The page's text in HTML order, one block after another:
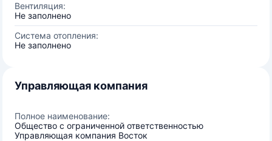
Вентиляция:
Не заполнено
Система отопления:
Не заполнено
Управляющая компания
Полное наименование:
Общество с ограниченной ответственностью
Управляющая компания Восток